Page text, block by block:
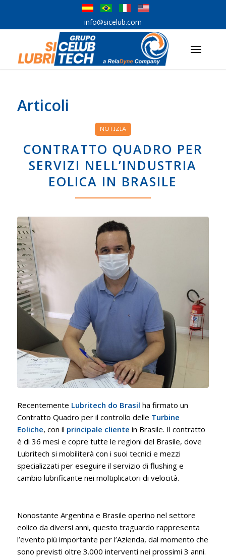
info@sicelub.com
Articoli
NOTIZIA
CONTRATTO QUADRO PER
SERVIZI NELL’INDUSTRIA
EOLICA IN BRASILE
Recentemente Lubritech do Brasil ha firmato un
Contratto Quadro per il controllo delle Turbine
Eoliche, con il principale cliente in Brasile. Il contratto
è di 36 mesi e copre tutte le regioni del Brasile, dove
Lubritech si mobiliterà con i suoi tecnici e mezzi
specializzati per eseguire il servizio di flushing e
cambio lubrificante nei moltiplicatori di velocità.
Nonostante Argentina e Brasile operino nel settore
eolico da diversi anni, questo traguardo rappresenta
l’evento più importante per l’Azienda, dal momento che
sono previsti oltre 3.000 interventi nei prossimi 3 anni.